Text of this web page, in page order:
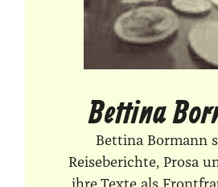
Bettina
Bettina Bormann
Reiseberichte, Prosa